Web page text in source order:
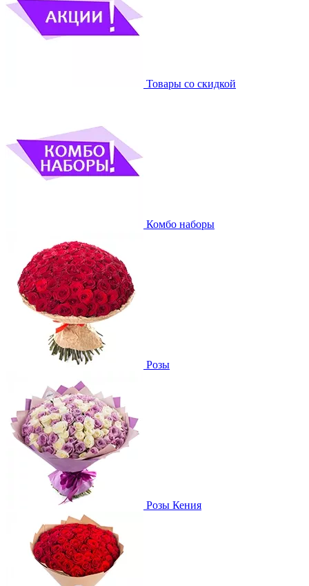
Товары со скидкой
Комбо наборы
Розы
Розы Кения